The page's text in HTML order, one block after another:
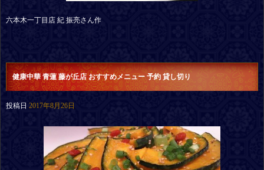
六本木一丁目店 紀 振亮さん作
健康中華 青蓮 藤が丘店 おすすめメニュー 予約 貸し切り
投稿日 2017年8月26日